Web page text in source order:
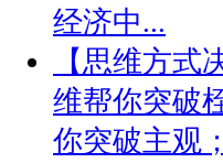
经济中...
【思维方
维帮你突破
你突破主观